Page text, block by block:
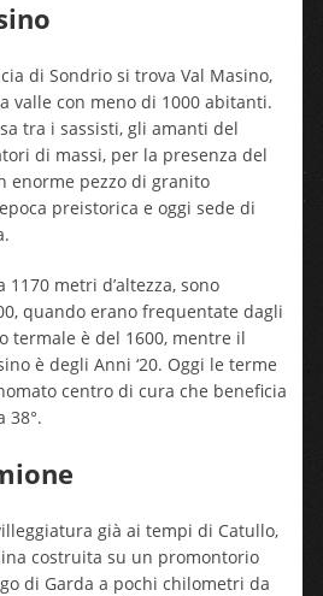
di Sondrio si trova Val Masino,
valle con meno di 1000 abitanti.
tra i sassisti, gli amanti del
di massi, per la presenza del
enorme pezzo di granito
preistorica e oggi sede di
1170 metri d’altezza, sono
quando erano frequentate dagli
termale è del 1600, mentre il
è degli Anni ‘20. Oggi le terme
centro di cura che beneficia
38°.
già ai tempi di Catullo,
costruita su un promontorio
di Garda a pochi chilometri da